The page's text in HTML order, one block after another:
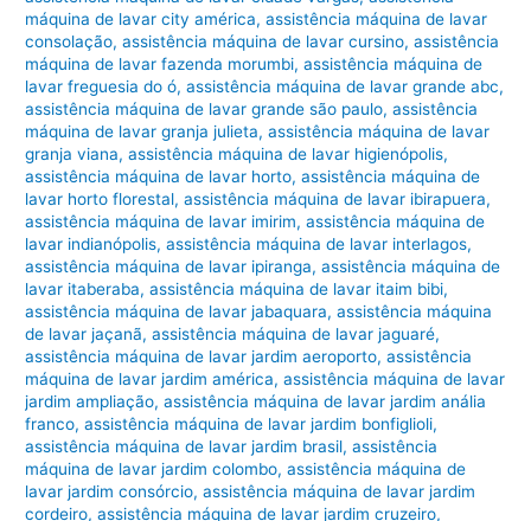
máquina de lavar city américa,assistência máquina de lavar
consolação,assistência máquina de lavar cursino,assistência
máquina de lavar fazenda morumbi,assistência máquina de
lavar freguesia do ó,assistência máquina de lavar grande abc,
assistência máquina de lavar grande são paulo,assistência
máquina de lavar granja julieta,assistência máquina de lavar
granja viana,assistência máquina de lavar higienópolis,
assistência máquina de lavar horto,assistência máquina de
lavar horto florestal,assistência máquina de lavar ibirapuera,
assistência máquina de lavar imirim,assistência máquina de
lavar indianópolis,assistência máquina de lavar interlagos,
assistência máquina de lavar ipiranga,assistência máquina de
lavar itaberaba,assistência máquina de lavar itaim bibi,
assistência máquina de lavar jabaquara,assistência máquina
de lavar jaçanã,assistência máquina de lavar jaguaré,
assistência máquina de lavar jardim aeroporto,assistência
máquina de lavar jardim américa,assistência máquina de lavar
jardim ampliação,assistência máquina de lavar jardim anália
franco,assistência máquina de lavar jardim bonfiglioli,
assistência máquina de lavar jardim brasil,assistência
máquina de lavar jardim colombo,assistência máquina de
lavar jardim consórcio,assistência máquina de lavar jardim
cordeiro,assistência máquina de lavar jardim cruzeiro,